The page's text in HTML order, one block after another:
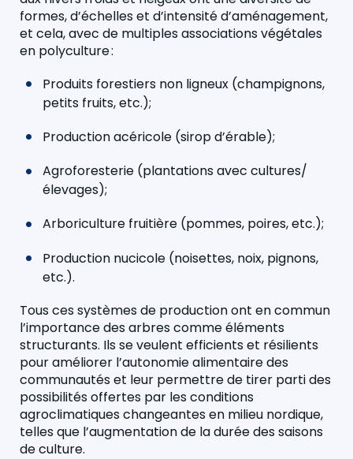
formes, d’échelles et d’intensité d’aménagement,
et cela, avec de multiples associations végétales
en polyculture :
Produits forestiers non ligneux (champignons,
petits fruits, etc.);
Production acéricole (sirop d’érable);
Agroforesterie (plantations avec cultures/
élevages);
Arboriculture fruitière (pommes, poires, etc.);
Production nucicole (noisettes, noix, pignons,
etc.).
Tous ces systèmes de production ont en commun
l’importance des arbres comme éléments
structurants. Ils se veulent efficients et résilients
pour améliorer l’autonomie alimentaire des
communautés et leur permettre de tirer parti des
possibilités offertes par les conditions
agroclimatiques changeantes en milieu nordique,
telles que l’augmentation de la durée des saisons
de culture.